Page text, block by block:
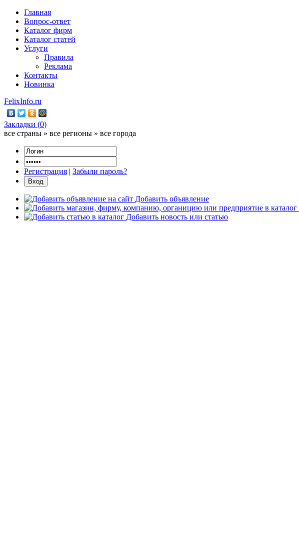
Главная
Вопрос-ответ
Каталог фирм
Каталог статей
Услуги
Правила
Реклама
Контакты
Новинка
FelixInfo.ru
Закладки (0)
все страны » все регионы » все города
Регистрация | Забыли пароль?
Добавить объявление
Добавить новость или статью